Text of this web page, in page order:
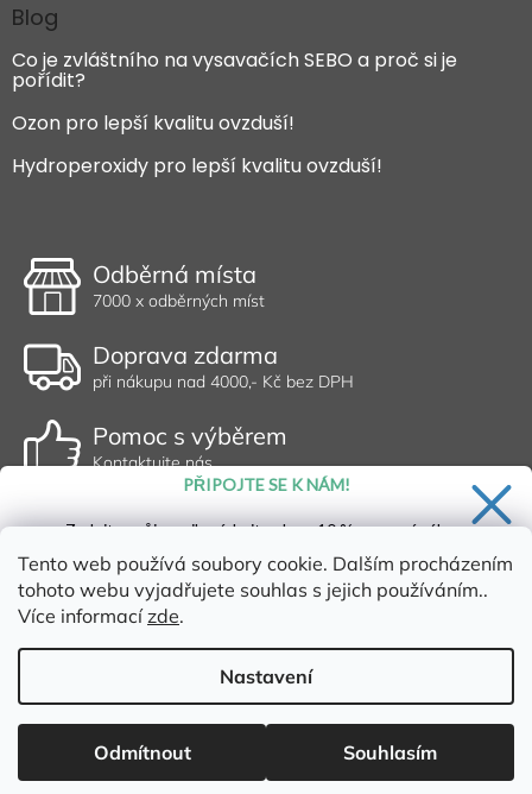
Tento web používá soubory cookie. Dalším procházením
tohoto webu vyjadřujete souhlas s jejich používáním..
Více informacízde.
Nastavení
Odmítnout Souhlasím
Blog
Co je zvláštního na vysavačích SEBO a proč si je
pořídit?
Ozon pro lepší kvalitu ovzduší!
Hydroperoxidy pro lepší kvalitu ovzduší!
Odběrná místa
7000 x odběrných míst
Doprava zdarma
při nákupu nad 4000,- Kč bez DPH
Pomoc s výběrem
Kontaktujte nás
Vytvořil Shoptet
Copyright 2026Dischem s.r.o. . Všechna práva vyhrazena.
PŘIPOJTE SE K NÁM!
Zadejte svůj email a získejte slevu 10 % na první nákup.